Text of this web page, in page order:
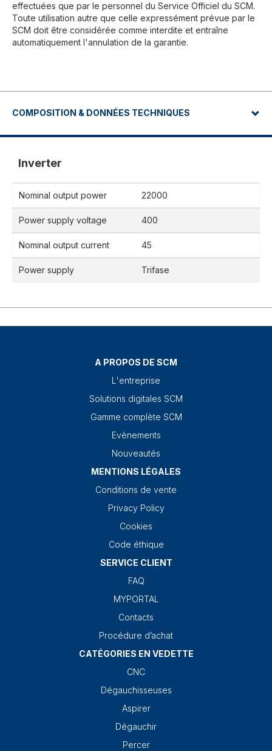
effectuées que par le personnel du Service Officiel du SCM.
Toute utilisation autre que celle expressément prévue par le
SCM doit être considérée comme interdite et entraîne
automatiquement l'annulation de la garantie.
COMPOSITION & DONNÉES TECHNIQUES
Inverter
Nominal output power 22000
Power supply voltage 400
Nominal output current 45
Power supply Trifase
A PROPOS DE SCM
L'entreprise
Solutions digitales SCM
Gamme complète SCM
Evènements
Nouveautés
MENTIONS LÉGALES
Conditions de vente
Privacy Policy
Cookies
Code éthique
SERVICE CLIENT
FAQ
MYPORTAL
Contacts
Procédure d’achat
CATÉGORIES EN VEDETTE
CNC
Dégauchisseuses
Aspirer
Dégauchir
Percer